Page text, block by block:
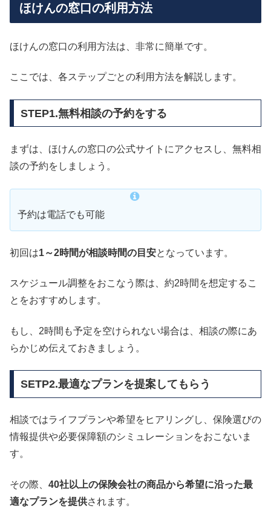
ほけんの窓口の利用方法
ほけんの窓口の利用方法は、非常に簡単です。
ここでは、各ステップごとの利用方法を解説します。
STEP1.無料相談の予約をする
まずは、ほけんの窓口の公式サイトにアクセスし、無料相
談の予約をしましょう。
予約は電話でも可能
初回は1～2時間が相談時間の目安となっています。
スケジュール調整をおこなう際は、約2時間を想定するこ
とをおすすめします。
もし、2時間も予定を空けられない場合は、相談の際にあ
らかじめ伝えておきましょう。
SETP2.最適なプランを提案してもらう
相談ではライフプランや希望をヒアリングし、保険選びの
情報提供や必要保障額のシミュレーションをおこないま
す。
その際、 40社以上の保険会社の商品から希望に沿った最
適なプランを提供されます。